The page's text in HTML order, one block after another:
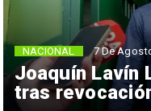
Joaquín Lavín
tras
NACIONAL 7 De